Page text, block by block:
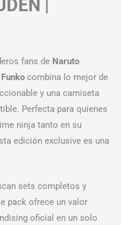
|
fans de Naruto
combina lo mejor de
y una camiseta
Perfecta para quienes
ninja tanto en su
edición exclusive es una
sets completos y
pack ofrece un valor
oficial en un solo